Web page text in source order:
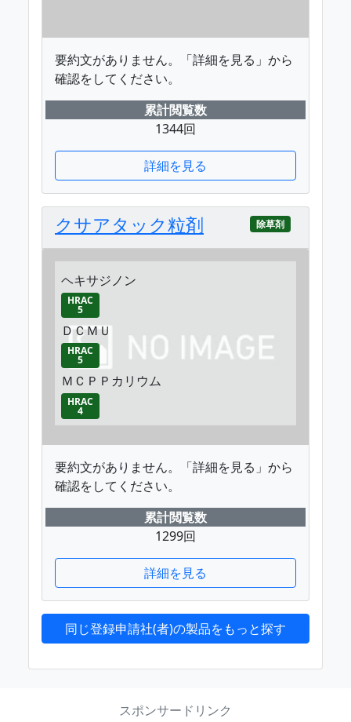
要約文がありません。「詳細を見る」から
確認をしてください。
累計閲覧数
1344回
詳細を見る
クサアタック粒剤 除草剤
ヘキサジノン
HRAC
5
ＤＣＭＵ
HRAC
5
ＭＣＰＰカリウム
HRAC
4
要約文がありません。「詳細を見る」から
確認をしてください。
累計閲覧数
1299回
詳細を見る
同じ登録申請社(者)の製品をもっと探す
スポンサードリンク